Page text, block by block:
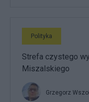
Polityka
Strefa czystego
Miszalskiego
Grzegorz